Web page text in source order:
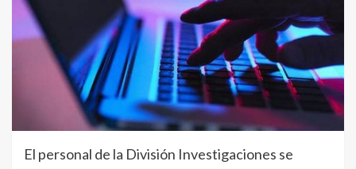
El personal de la División Investigaciones se